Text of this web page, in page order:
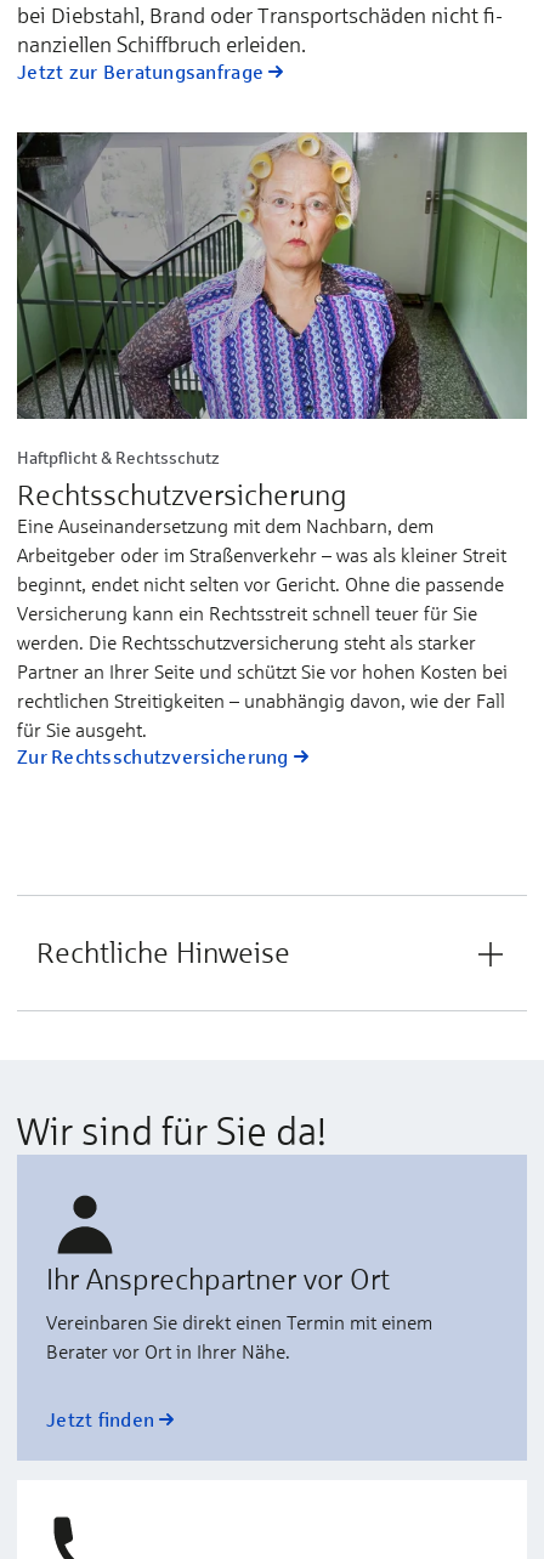
bei Dieb­stahl, Brand oder Trans­port­schä­den nicht fi­
nan­ziel­len Schiff­bruch er­lei­den.
Jetzt zur Beratungsanfrage
Haftpflicht & Rechtsschutz
Rechtsschutzversicherung
Eine Auseinandersetzung mit dem Nachbarn, dem
Arbeitgeber oder im Straßenverkehr – was als kleiner Streit
beginnt, endet nicht selten vor Gericht. Ohne die passende
Versicherung kann ein Rechtsstreit schnell teuer für Sie
werden. Die Rechtsschutzversicherung steht als starker
Partner an Ihrer Seite und schützt Sie vor hohen Kosten bei
rechtlichen Streitigkeiten – unabhängig davon, wie der Fall
für Sie ausgeht.
Zur Rechtsschutzversicherung
Rechtliche Hinweise
Wir sind für Sie da!
Ihr Ansprechpartner vor Ort
Vereinbaren Sie direkt einen Termin mit einem
Berater vor Ort in Ihrer Nähe.
Jetzt finden